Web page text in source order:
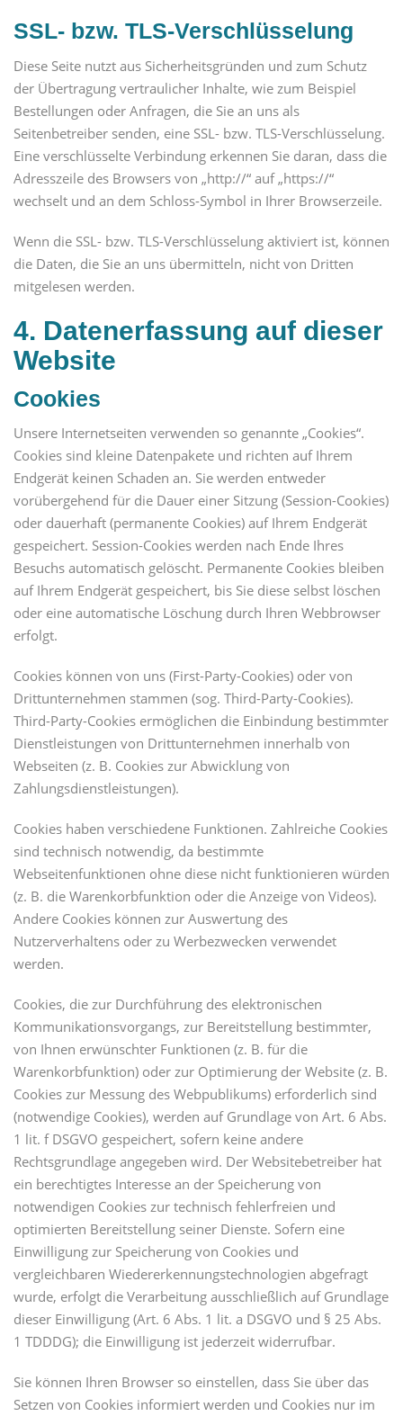
SSL- bzw. TLS-Verschlüsselung
Diese Seite nutzt aus Sicherheitsgründen und zum Schutz
der Übertragung vertraulicher Inhalte, wie zum Beispiel
Bestellungen oder Anfragen, die Sie an uns als
Seitenbetreiber senden, eine SSL- bzw. TLS-Verschlüsselung.
Eine verschlüsselte Verbindung erkennen Sie daran, dass die
Adresszeile des Browsers von „http://“ auf „https://“
wechselt und an dem Schloss-Symbol in Ihrer Browserzeile.
Wenn die SSL- bzw. TLS-Verschlüsselung aktiviert ist, können
die Daten, die Sie an uns übermitteln, nicht von Dritten
mitgelesen werden.
4. Datenerfassung auf dieser
Website
Cookies
Unsere Internetseiten verwenden so genannte „Cookies“.
Cookies sind kleine Datenpakete und richten auf Ihrem
Endgerät keinen Schaden an. Sie werden entweder
vorübergehend für die Dauer einer Sitzung (Session-Cookies)
oder dauerhaft (permanente Cookies) auf Ihrem Endgerät
gespeichert. Session-Cookies werden nach Ende Ihres
Besuchs automatisch gelöscht. Permanente Cookies bleiben
auf Ihrem Endgerät gespeichert, bis Sie diese selbst löschen
oder eine automatische Löschung durch Ihren Webbrowser
erfolgt.
Cookies können von uns (First-Party-Cookies) oder von
Drittunternehmen stammen (sog. Third-Party-Cookies).
Third-Party-Cookies ermöglichen die Einbindung bestimmter
Dienstleistungen von Drittunternehmen innerhalb von
Webseiten (z. B. Cookies zur Abwicklung von
Zahlungsdienstleistungen).
Cookies haben verschiedene Funktionen. Zahlreiche Cookies
sind technisch notwendig, da bestimmte
Webseitenfunktionen ohne diese nicht funktionieren würden
(z. B. die Warenkorbfunktion oder die Anzeige von Videos).
Andere Cookies können zur Auswertung des
Nutzerverhaltens oder zu Werbezwecken verwendet
werden.
Cookies, die zur Durchführung des elektronischen
Kommunikationsvorgangs, zur Bereitstellung bestimmter,
von Ihnen erwünschter Funktionen (z. B. für die
Warenkorbfunktion) oder zur Optimierung der Website (z. B.
Cookies zur Messung des Webpublikums) erforderlich sind
(notwendige Cookies), werden auf Grundlage von Art. 6 Abs.
1 lit. f DSGVO gespeichert, sofern keine andere
Rechtsgrundlage angegeben wird. Der Websitebetreiber hat
ein berechtigtes Interesse an der Speicherung von
notwendigen Cookies zur technisch fehlerfreien und
optimierten Bereitstellung seiner Dienste. Sofern eine
Einwilligung zur Speicherung von Cookies und
vergleichbaren Wiedererkennungstechnologien abgefragt
wurde, erfolgt die Verarbeitung ausschließlich auf Grundlage
dieser Einwilligung (Art. 6 Abs. 1 lit. a DSGVO und § 25 Abs.
1 TDDDG); die Einwilligung ist jederzeit widerrufbar.
Sie können Ihren Browser so einstellen, dass Sie über das
Setzen von Cookies informiert werden und Cookies nur im